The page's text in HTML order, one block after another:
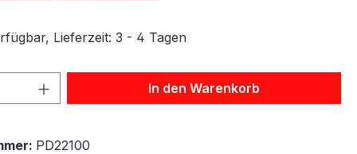
Lieferzeit: 3 - 4 Tagen
Anzahl: Gib den gewünschten Wert
In den Warenkorb
PD22100